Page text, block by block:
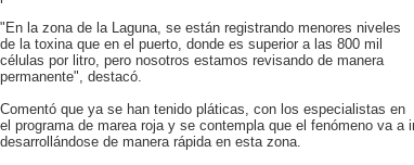
"En la zona de la Laguna, se están registrando menores niveles
de la toxina que en el puerto, donde es superior a las 800 mil
células por litro, pero nosotros estamos revisando de manera
permanente", destacó.
Comentó que ya se han tenido pláticas, con los especialistas en
el programa de marea roja y se contempla que el fenómeno va a
desarrollándose de manera rápida en esta zona.